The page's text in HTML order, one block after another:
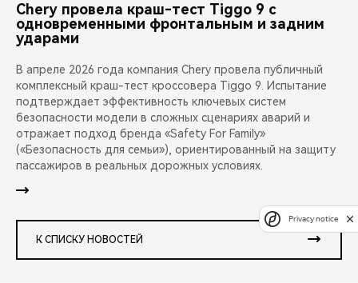
Chery провела краш-тест Tiggo 9 с
одновременными фронтальным и задним
ударами
В апреле 2026 года компания Chery провела публичный
комплексный краш-тест кроссовера Tiggo 9. Испытание
подтверждает эффективность ключевых систем
безопасности модели в сложных сценариях аварий и
отражает подход бренда «Safety For Family»
(«Безопасность для семьи»), ориентированный на защиту
пассажиров в реальных дорожных условиях.
К СПИСКУ НОВОСТЕЙ
Privacy notice